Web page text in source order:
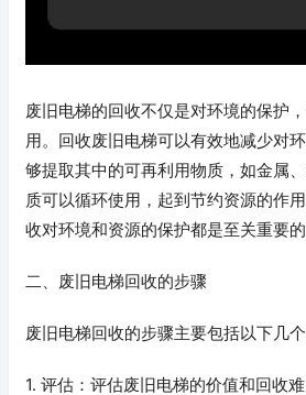
废旧电梯的回收不仅是对环境的保护
用。回收废旧电梯可以有效地减少对
够提取其中的可再利用物质，如金属
质可以循环使用，起到节约资源的作
收对环境和资源的保护都是至关重要的
二、废旧电梯回收的步骤
废旧电梯回收的步骤主要包括以下几个
1. 评估：评估废旧电梯的价值和回收难